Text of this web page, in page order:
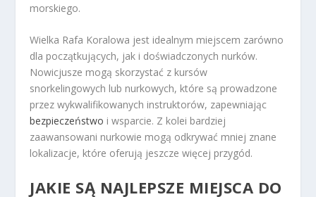
morskiego.
Wielka Rafa Koralowa jest idealnym miejscem zarówno
dla początkujących, jak i doświadczonych nurków.
Nowicjusze mogą skorzystać z kursów
snorkelingowych lub nurkowych, które są prowadzone
przez wykwalifikowanych instruktorów, zapewniając
bezpieczeństwo i wsparcie. Z kolei bardziej
zaawansowani nurkowie mogą odkrywać mniej znane
lokalizacje, które oferują jeszcze więcej przygód.
JAKIE SĄ NAJLEPSZE MIEJSCA DO